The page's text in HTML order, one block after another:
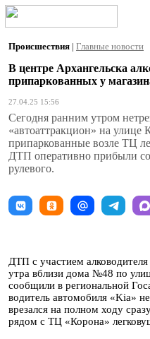
Происшествия | Главные новости
В центре Архангельска
припаркованных у
27.04.25 15:56
Сегодня ранним утром
«автоаттракцион» на улице
припаркованные возле ТЦ
ДТП оперативно прибыли
рулевого.
ДТП с участием
утра вблизи дома №48 по
сообщили в региональной
водитель автомобиля «Kia»
врезался на полном ходу
рядом с ТЦ «Корона»